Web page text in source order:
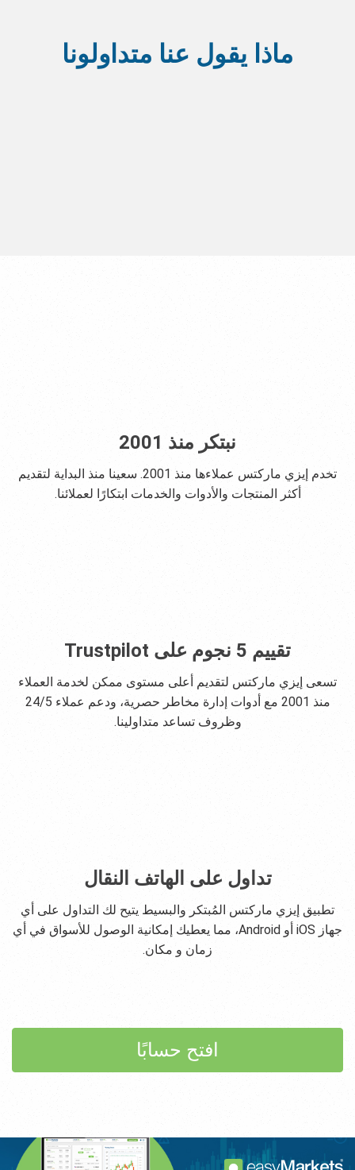
ماذا يقول عنا متداولونا
نبتكر منذ 2001
تخدم إيزي ماركتس عملاءها منذ 2001. سعينا منذ البداية لتقديم
أكثر المنتجات والأدوات والخدمات ابتكارًا لعملائنا.
تقييم 5 نجوم على Trustpilot
تسعى إيزي ماركتس لتقديم أعلى مستوى ممكن لخدمة العملاء
منذ 2001 مع أدوات إدارة مخاطر حصرية، ودعم عملاء 24/5
وظروف تساعد متداولينا.
تداول على الهاتف النقال
تطبيق إيزي ماركتس المُبتكر والبسيط يتيح لك التداول على أي
جهاز iOS أو Android، مما يعطيك إمكانية الوصول للأسواق في أي
زمان و مكان.
افتح حسابًا